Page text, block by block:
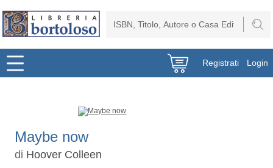
Registrati Login
Maybe now
di Hoover Colleen